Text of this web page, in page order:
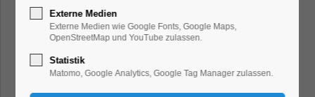
Dom zu Brandenburg
Paulikloster
St. Katharinenkirche
St. Gotthardtkirche
Externe Medien
Externe Medien wie Google Fonts, Google Maps,
OpenStreetMap und YouTube zulassen.
Statistik
Matomo, Google Analytics, Google Tag Manager zulassen.